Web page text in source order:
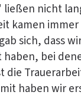
nicht
kamen
sich, dass
haben, bei
die
haben wir